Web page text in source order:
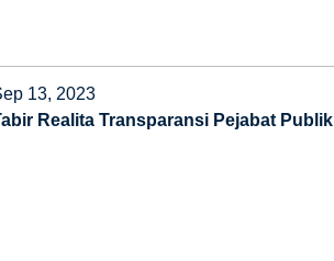
13, 2023
Realita Transparansi Pejabat Publik